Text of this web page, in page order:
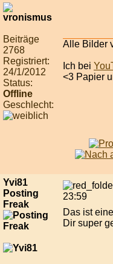
Beiträge
2768
Registriert:
24/1/2012
Status:
Offline
Geschlecht:
Alle Bilder
Ich bei
<3 Papier
Yvi81
Posting
Freak
23:59
Das ist
Dir super